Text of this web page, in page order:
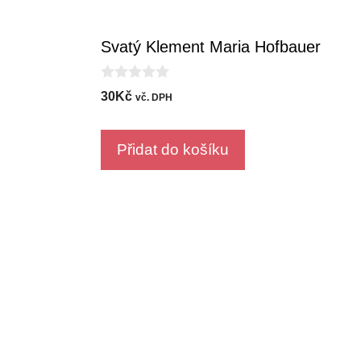
Svatý Klement Maria Hofbauer
0
o
t
5
30Kč vč. DPH
Přidat do košíku